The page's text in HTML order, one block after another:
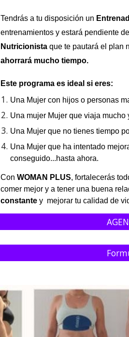
Tendrás a tu disposición un
entrenamientos y estará pendiente
Nutricionista que te pautará el plan
ahorrará mucho tiempo.
Este programa es ideal si eres:
Una Mujer con hijos o personas
Una mujer Mujer que viaja mucho
Una Mujer que no tienes tiempo
Una Mujer que ha intentado
conseguido...hasta ahora.
Con WOMAN PLUS, fortalecerás
comer mejor y a tener una buena
constante y mejorar tu calidad de